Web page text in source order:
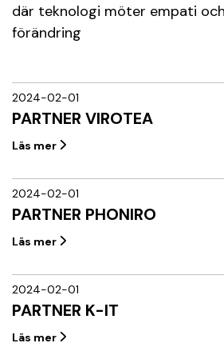
där teknologi möter empati
förändring
2024-02-01
PARTNER VIROTEA
Läs mer
2024-02-01
PARTNER PHONIRO
Läs mer
2024-02-01
PARTNER K-IT
Läs mer